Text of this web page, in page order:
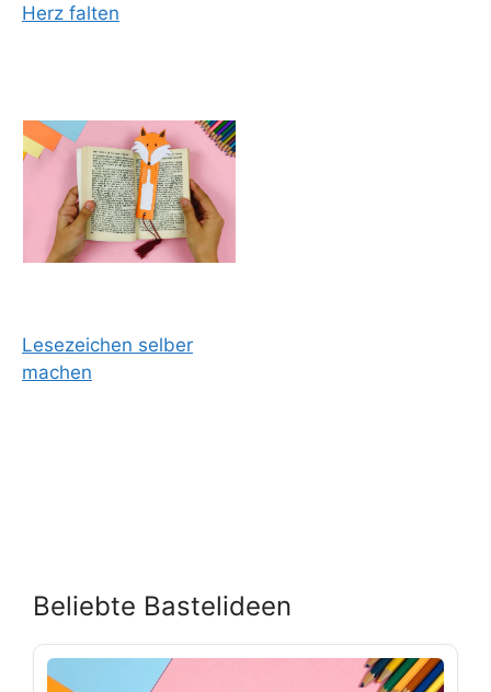
Herz falten
Lesezeichen selber
machen
Beliebte Bastelideen